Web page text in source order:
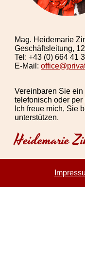
Mag. Heidemarie
Geschäftsleitung,
Tel: +43 (0) 664 41
E-Mail:
Vereinbaren Sie
telefonisch oder per
Ich freue mich, Sie
unterstützen.
Heidemarie